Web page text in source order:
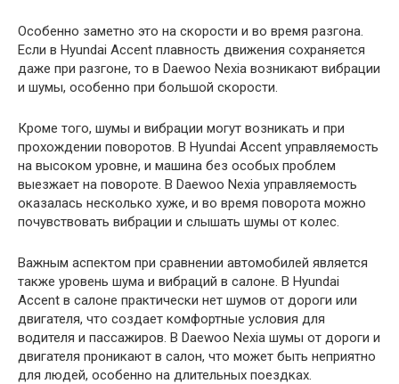
Особенно заметно это на скорости и во время разгона.
Если в Hyundai Accent плавность движения сохраняется
даже при разгоне, то в Daewoo Nexia возникают вибрации
и шумы, особенно при большой скорости.
Кроме того, шумы и вибрации могут возникать и при
прохождении поворотов. В Hyundai Accent управляемость
на высоком уровне, и машина без особых проблем
выезжает на повороте. В Daewoo Nexia управляемость
оказалась несколько хуже, и во время поворота можно
почувствовать вибрации и слышать шумы от колес.
Важным аспектом при сравнении автомобилей является
также уровень шума и вибраций в салоне. В Hyundai
Accent в салоне практически нет шумов от дороги или
двигателя, что создает комфортные условия для
водителя и пассажиров. В Daewoo Nexia шумы от дороги и
двигателя проникают в салон, что может быть неприятно
для людей, особенно на длительных поездках.